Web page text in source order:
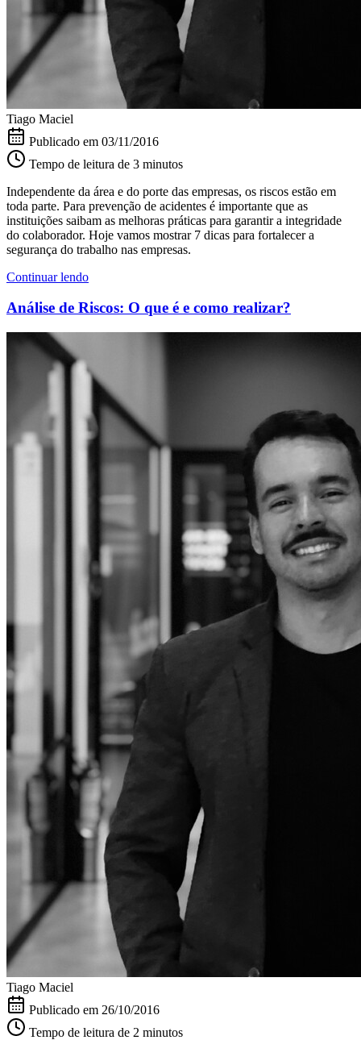
Tiago Maciel
Publicado em 03/11/2016
Tempo de leitura de 3 minutos
Independente da área e do porte das empresas, os riscos estão em
toda parte. Para prevenção de acidentes é importante que as
instituições saibam as melhoras práticas para garantir a integridade
do colaborador. Hoje vamos mostrar 7 dicas para fortalecer a
segurança do trabalho nas empresas.
Continuar lendo
Análise de Riscos: O que é e como realizar?
Tiago Maciel
Publicado em 26/10/2016
Tempo de leitura de 2 minutos